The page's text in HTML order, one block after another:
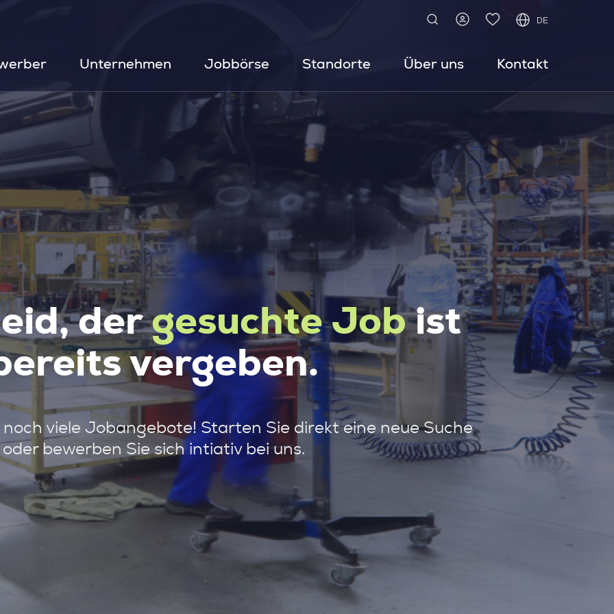
DE
Unternehmen Jobbörse Standorte Über uns Kontakt
dergesuchte Jobist
vergeben.
viele Jobangebote! Starten Sie direkt eine neue Suche
oder bewerben Sie sich intiativ bei uns.